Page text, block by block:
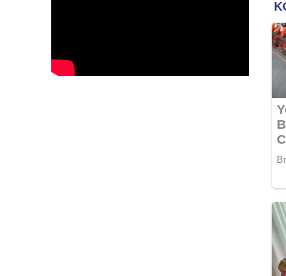
Kapuslapbinkuhan